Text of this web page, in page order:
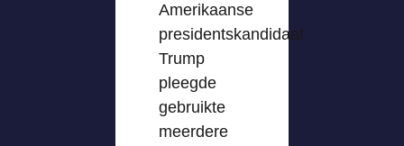
Amerikaanse
presidentskandidaat
Trump
pleegde
gebruikte
meerdere